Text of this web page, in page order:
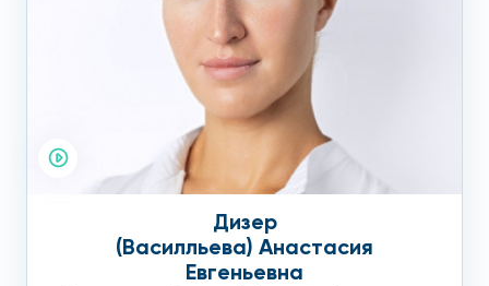
Дизер
(Василльева) Анастасия
Евгеньевна